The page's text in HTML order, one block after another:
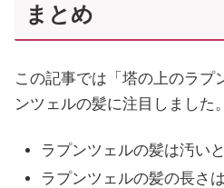
まとめ
この記事では「塔の上のラプ
ンツェルの髪に注目しました。
ラプンツェルの髪は汚い
ラプンツェルの髪の長さ